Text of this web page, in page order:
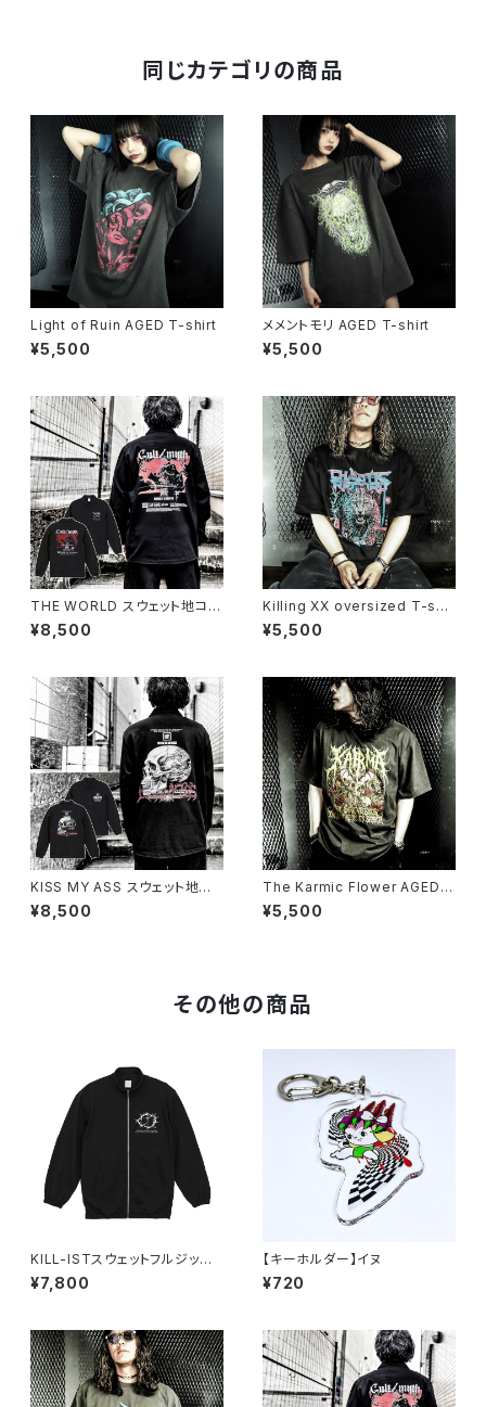
同じカテゴリの商品
Light of Ruin AGED T-shirt
¥5,500
メメントモリ AGED T-shirt
¥5,500
THE WORLD スウェット地コー
チジャケット（公式サイト限定SP
OT ITEM）
¥8,500
Killing XX oversized T-shir
t
¥5,500
KISS MY ASS スウェット地コ
ーチジャケット（公式サイト限定
SPOT ITEM）
¥8,500
The Karmic Flower AGED T
-shirt
¥5,500
その他の商品
KILL-ISTスウェットフルジップ
スタンドブルゾン（公式サイト限
定SPOT ITEM）
¥7,800
【キーホルダー】イヌ
¥720